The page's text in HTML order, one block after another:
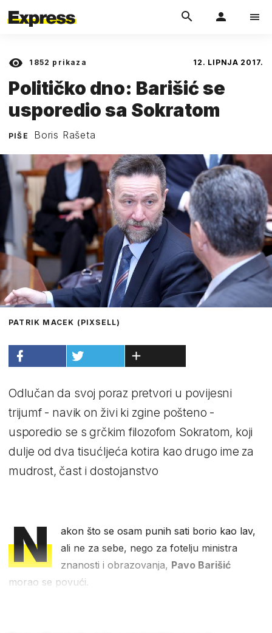
1852 prikaza 12. LIPNJA 2017.
Političko dno: Barišić se
usporedio sa Sokratom
PIŠE Boris Rašeta
PATRIK MACEK (PIXSELL)
Odlučan da svoj poraz pretvori u povijesni
trijumf - navik on živi ki zgine pošteno -
usporedio se s grčkim filozofom Sokratom, koji
dulje od dva tisućljeća kotira kao drugo ime za
mudrost, čast i dostojanstvo
N
akon što se osam punih sati borio kao lav,
ali ne za sebe, nego za fotelju ministra
znanosti i obrazovanja, Pavo Barišić
morao se povući.